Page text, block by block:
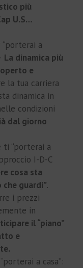
più
U.S…
a
La dinamica più
e
la tua carriera
dinamica in
condizioni
dal giorno
ti “porterai a
I-D-C
cosa sta
guardi”.
i prezzi
in
il “piano”
e
a casa”: